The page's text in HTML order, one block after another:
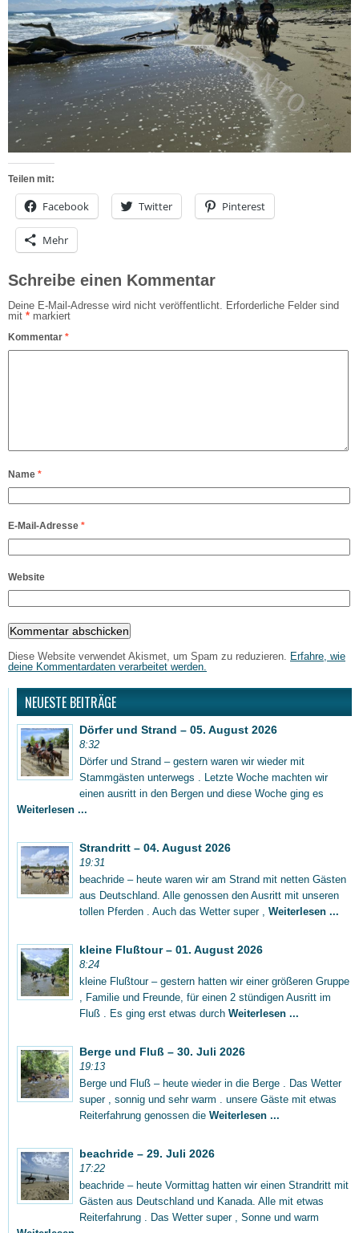
Teilen mit:
Facebook Twitter Pinterest
Mehr
Schreibe einen Kommentar
Deine E-Mail-Adresse wird nicht veröffentlicht. Erforderliche Felder sind
mit * markiert
Kommentar *
Name *
E-Mail-Adresse *
Website
Diese Website verwendet Akismet, um Spam zu reduzieren. Erfahre, wie
deine Kommentardaten verarbeitet werden.
NEUESTE BEITRÄGE
Dörfer und Strand – 05. August 2026
8:32
Dörfer und Strand – gestern waren wir wieder mit
Stammgästen unterwegs . Letzte Woche machten wir
einen ausritt in den Bergen und diese Woche ging es
Weiterlesen ...
Strandritt – 04. August 2026
19:31
beachride – heute waren wir am Strand mit netten Gästen
aus Deutschland. Alle genossen den Ausritt mit unseren
tollen Pferden . Auch das Wetter super , Weiterlesen ...
kleine Flußtour – 01. August 2026
8:24
kleine Flußtour – gestern hatten wir einer größeren Gruppe
, Familie und Freunde, für einen 2 stündigen Ausritt im
Fluß . Es ging erst etwas durch Weiterlesen ...
Berge und Fluß – 30. Juli 2026
19:13
Berge und Fluß – heute wieder in die Berge . Das Wetter
super , sonnig und sehr warm . unsere Gäste mit etwas
Reiterfahrung genossen die Weiterlesen ...
beachride – 29. Juli 2026
17:22
beachride – heute Vormittag hatten wir einen Strandritt mit
Gästen aus Deutschland und Kanada. Alle mit etwas
Reiterfahrung . Das Wetter super , Sonne und warm